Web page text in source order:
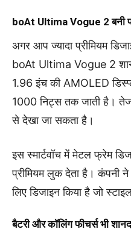
boAt Ultima Vogue 2 बनी
अगर आप ज्यादा प्रीमियम
boAt Ultima Vogue 2
1.96 इंच की AMOLED
1000 निट्स तक जाती है।
से देखा जा सकता है।
इस स्मार्टवॉच में मेटल फ्रेम
प्रीमियम लुक देता है। कंपनी
लिए डिजाइन किया है जो
बैटरी और कॉलिंग फीचर्स भी